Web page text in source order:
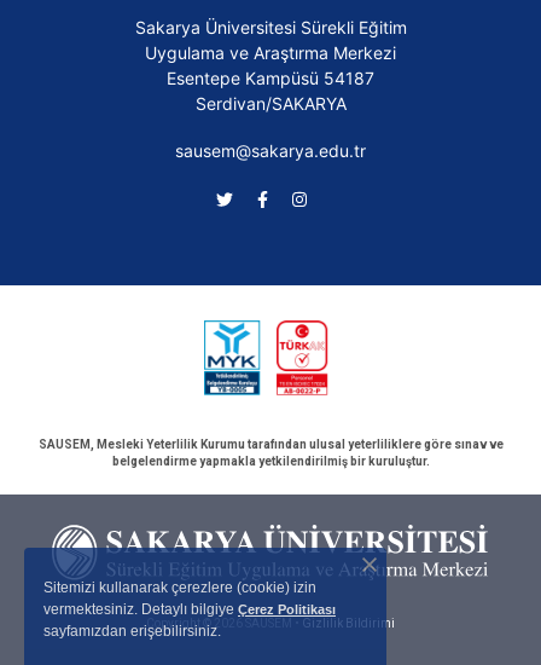
Sitemizi kullanarak çerezlere (cookie) izin
vermektesiniz. Detaylı bilgiye Çerez Politikası
sayfamızdan erişebilirsiniz.
Sakarya Üniversitesi Sürekli Eğitim
Uygulama ve Araştırma Merkezi
Esentepe Kampüsü 54187
Serdivan/SAKARYA
sausem@sakarya.edu.tr
SAUSEM, Mesleki Yeterlilik Kurumu tarafından ulusal yeterliliklere göre sınav ve
belgelendirme yapmakla yetkilendirilmiş bir kuruluştur.
Copyright © 2026 SAUSEM • Gizlilik Bildirimi